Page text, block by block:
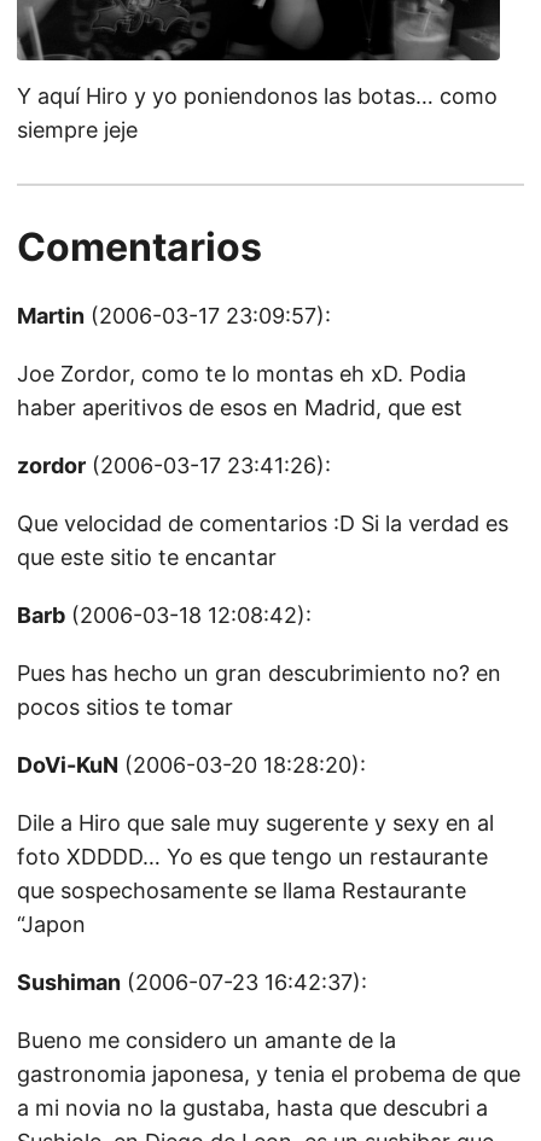
Y aquí Hiro y yo poniendonos las botas… como
siempre jeje
Comentarios
Martin (2006-03-17 23:09:57):
Joe Zordor, como te lo montas eh xD. Podia
haber aperitivos de esos en Madrid, que est
zordor (2006-03-17 23:41:26):
Que velocidad de comentarios :D Si la verdad es
que este sitio te encantar
Barb (2006-03-18 12:08:42):
Pues has hecho un gran descubrimiento no? en
pocos sitios te tomar
DoVi-KuN (2006-03-20 18:28:20):
Dile a Hiro que sale muy sugerente y sexy en al
foto XDDDD… Yo es que tengo un restaurante
que sospechosamente se llama Restaurante
“Japon
Sushiman (2006-07-23 16:42:37):
Bueno me considero un amante de la
gastronomia japonesa, y tenia el probema de que
a mi novia no la gustaba, hasta que descubri a